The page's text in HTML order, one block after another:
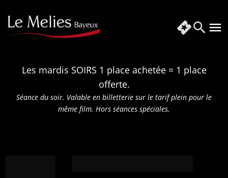
Les mardis SOIRS 1 place achetée = 1 place
offerte.
Séance du soir. Valable en billetterie sur le tarif plein pour le
même film. Hors séances spéciales.